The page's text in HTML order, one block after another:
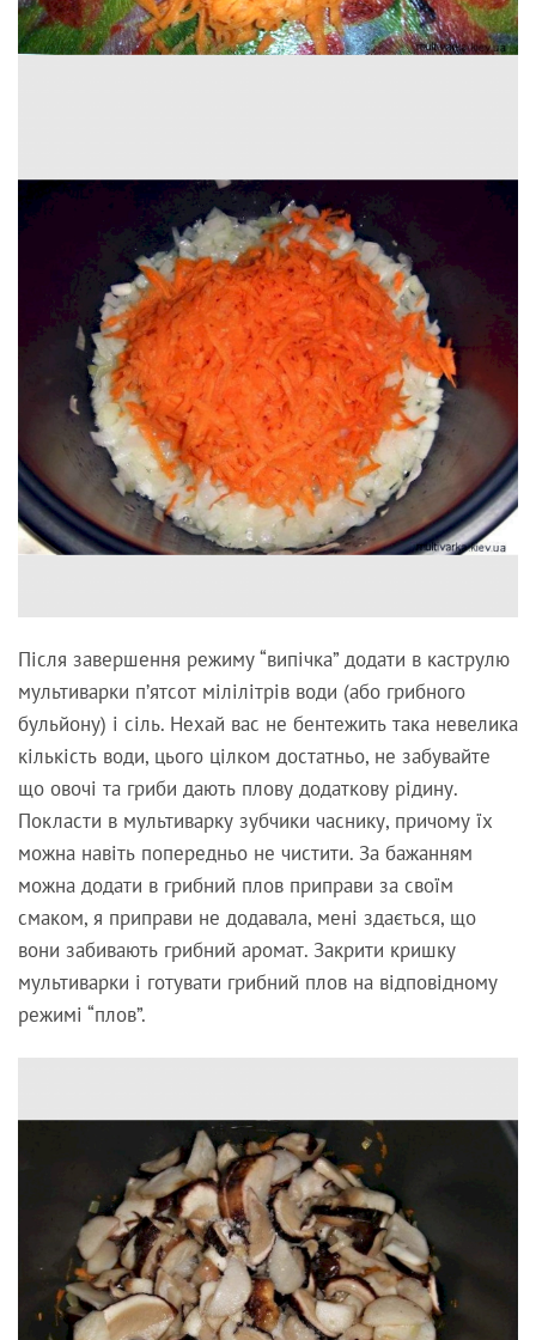
Після завершення режиму “випічка” додати в каструлю
мультиварки п’ятсот мілілітрів води (або грибного
бульйону) і сіль. Нехай вас не бентежить така невелика
кількість води, цього цілком достатньо, не забувайте
що овочі та гриби дають плову додаткову рідину.
Покласти в мультиварку зубчики часнику, причому їх
можна навіть попередньо не чистити. За бажанням
можна додати в грибний плов приправи за своїм
смаком, я приправи не додавала, мені здається, що
вони забивають грибний аромат. Закрити кришку
мультиварки і готувати грибний плов на відповідному
режимі “плов”.